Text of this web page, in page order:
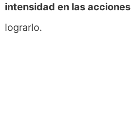
intensidad en las acciones
lograrlo.